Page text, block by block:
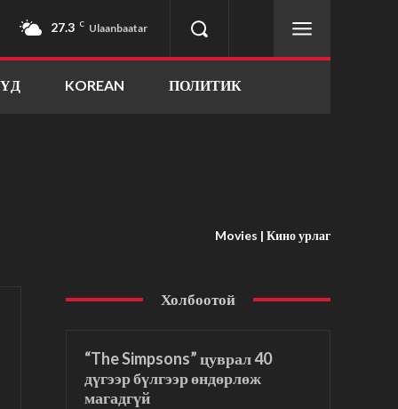
27.3 C Ulaanbaatar
KOREAN ПОЛИТИК
Movies | Кино урлаг
Холбоотой
“The Simpsons” цуврал 40
дүгээр бүлгээр өндөрлөж
магадгүй